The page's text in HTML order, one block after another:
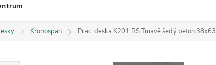
Kronospan Prac. deska K201 RS Tmavě šedý beton